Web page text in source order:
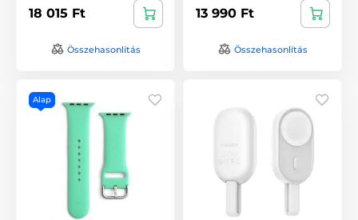
18 015 Ft
Összehasonlítás
13 990 Ft
Összehasonlítás
Alap